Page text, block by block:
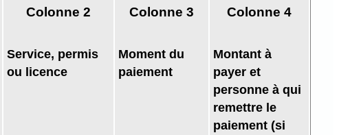
Colonne 2
Service, permis
ou licence
Colonne 3
Moment du
paiement
Colonne 4
Montant à
payer et
personne à qui
remettre le
paiement (si